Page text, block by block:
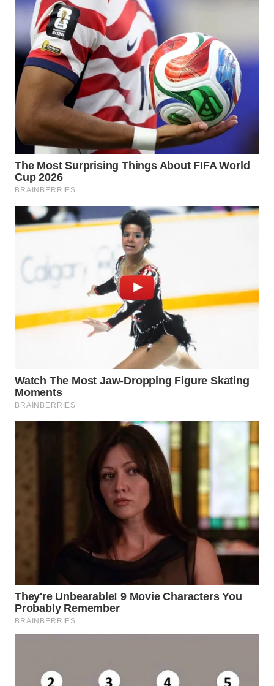
PAKPAK
WN
KARAWANG
WN
BOGOR
WN
DEPOK
WN
TAPANULI
WN
WN
WN
SUMEDANG
KEPULAUAN
TANGERANG
WN
WN
CIREBON
INDRAMAYU